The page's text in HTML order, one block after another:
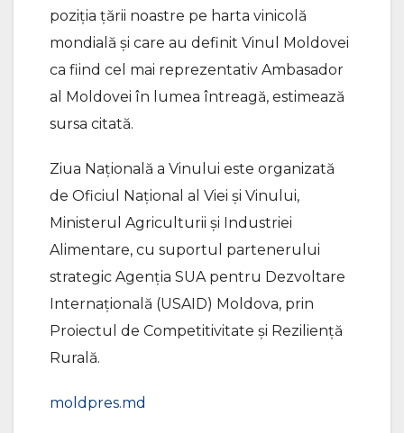
poziția țării noastre pe harta vinicolă
mondială și care au definit Vinul Moldovei
ca fiind cel mai reprezentativ Ambasador
al Moldovei în lumea întreagă, estimează
sursa citată.
Ziua Națională a Vinului este organizată
de Oficiul Național al Viei și Vinului,
Ministerul Agriculturii și Industriei
Alimentare, cu suportul partenerului
strategic Agenţia SUA pentru Dezvoltare
Internaţională (USAID) Moldova, prin
Proiectul de Competitivitate și Reziliență
Rurală.
moldpres.md